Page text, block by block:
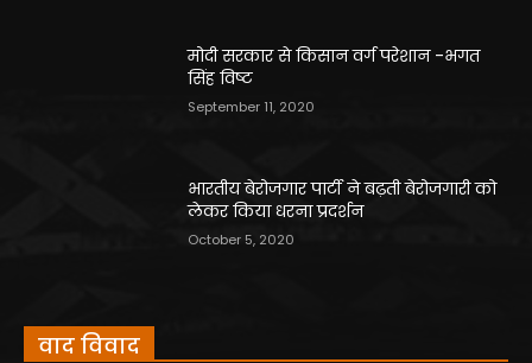
मोदी सरकार से किसान वर्ग परेशान -भगत
सिंह विष्ट
September 11, 2020
भारतीय बेरोजगार पार्टी ने बढ़ती बेरोजगारी को
लेकर किया धरना प्रदर्शन
October 5, 2020
वाद विवाद